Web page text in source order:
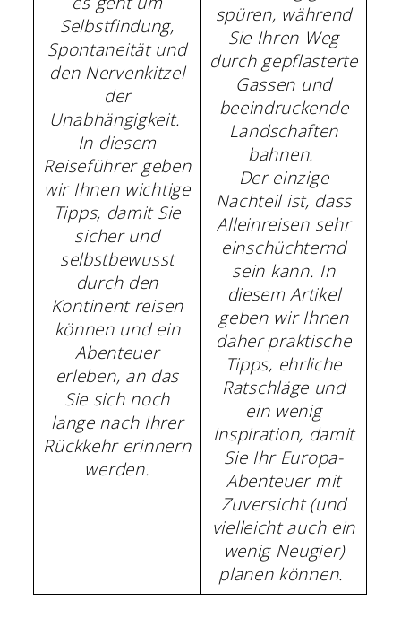
Selbstfindung,
Spontaneität und
den Nervenkitzel
der
Unabhängigkeit.
In diesem
Reiseführer geben
wir Ihnen wichtige
Tipps, damit Sie
sicher und
selbstbewusst
durch den
Kontinent reisen
können und ein
Abenteuer
erleben, an das
Sie sich noch
lange nach Ihrer
Rückkehr erinnern
werden.
spüren, während
Sie Ihren Weg
durch gepflasterte
Gassen und
beeindruckende
Landschaften
bahnen.
Der einzige
Nachteil ist, dass
Alleinreisen sehr
einschüchternd
sein kann. In
diesem Artikel
geben wir Ihnen
daher praktische
Tipps, ehrliche
Ratschläge und
ein wenig
Inspiration, damit
Sie Ihr Europa-
Abenteuer mit
Zuversicht (und
vielleicht auch ein
wenig Neugier)
planen können.